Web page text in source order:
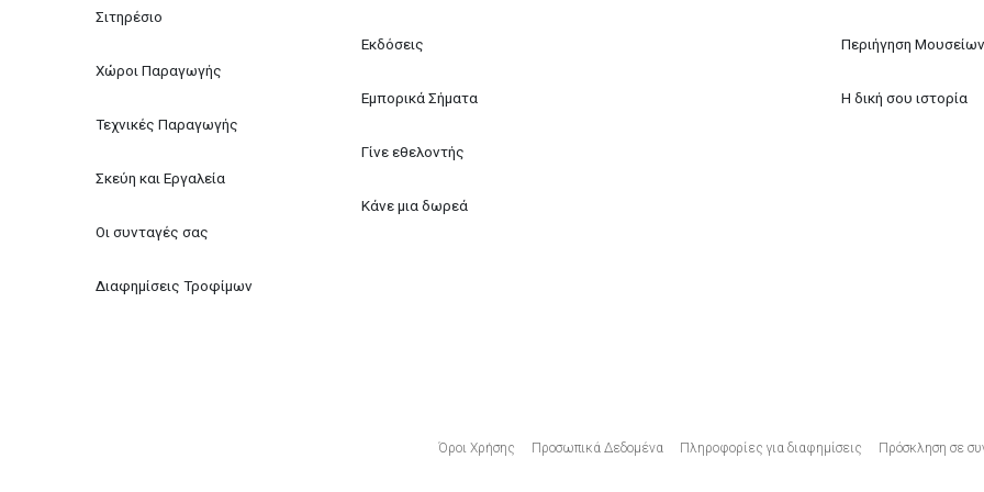
Σιτηρέσιο
Χώροι Παραγωγής
Τεχνικές Παραγωγής
Σκεύη και Εργαλεία
Οι συνταγές σας
Διαφημίσεις Τροφίμων
Εκδόσεις
Εμπορικά Σήματα
Γίνε εθελοντής
Κάνε μια δωρεά
Περιήγηση Μουσείων
Η δική σου ιστορία
Υποσέλιδο
Όροι Χρήσης Προσωπικά Δεδομένα Πληροφορίες για διαφημίσεις Πρόσκληση σε